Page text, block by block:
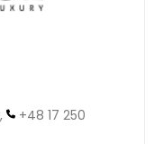
+48 17 250